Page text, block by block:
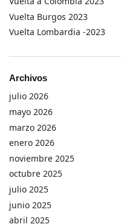
Vuelta Burgos 2023
Vuelta Lombardia -2023
Archivos
julio 2026
mayo 2026
marzo 2026
enero 2026
noviembre 2025
octubre 2025
julio 2025
junio 2025
abril 2025